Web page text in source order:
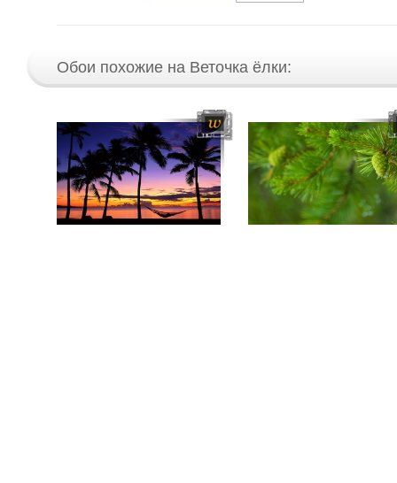
Обои похожие на Веточка ёлки: